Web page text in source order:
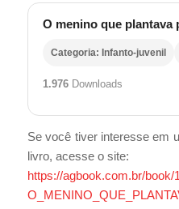
O menino que plantava
Categoria: Infanto-juvenil
1.976Downloads
Se você tiver interesse em
livro, acesse o site:
https://agbook.com.br/book/